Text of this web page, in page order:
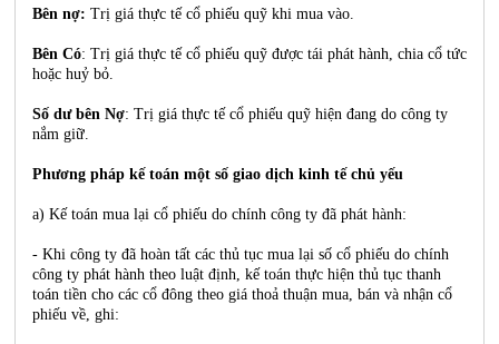
Bên nợ: Trị giá thực tế cổ phiếu quỹ khi mua vào.
Bên Có: Trị giá thực tế cổ phiếu quỹ được tái phát hành, chia cổ tức
hoặc huỷ bỏ.
Số dư bên Nợ: Trị giá thực tế cổ phiếu quỹ hiện đang do công ty
nắm giữ.
Phương pháp kế toán một số giao dịch kinh tế chủ yếu
a) Kế toán mua lại cổ phiếu do chính công ty đã phát hành:
- Khi công ty đã hoàn tất các thủ tục mua lại số cổ phiếu do chính
công ty phát hành theo luật định, kế toán thực hiện thủ tục thanh
toán tiền cho các cổ đông theo giá thoả thuận mua, bán và nhận cổ
phiếu về, ghi: